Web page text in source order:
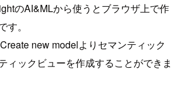
のAI&MLから使うとブラウザ上で作
。
new modelよりセマンティック
ィックビューを作成することができま